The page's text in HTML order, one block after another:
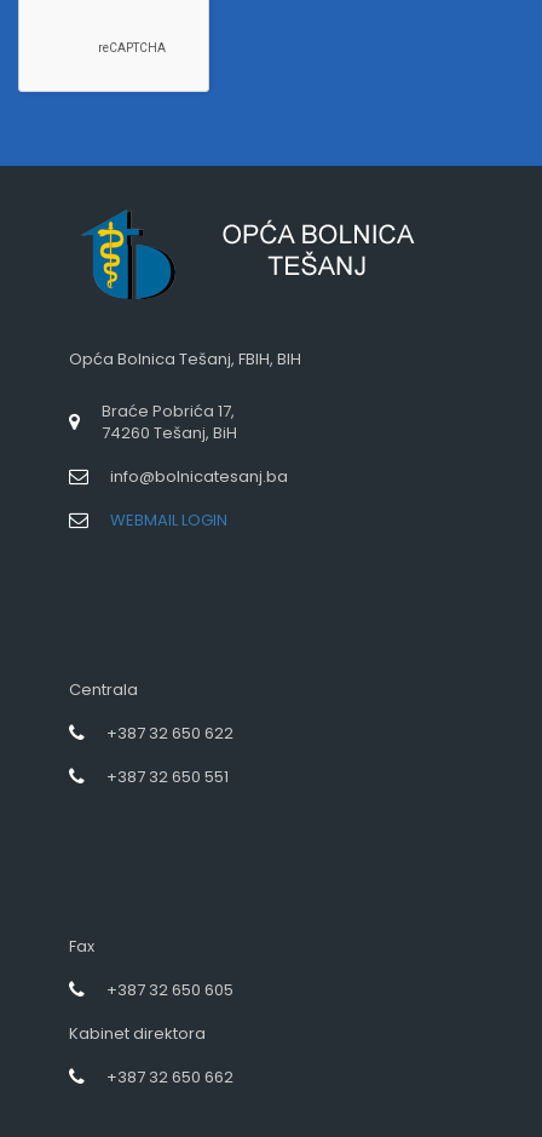
Opća Bolnica Tešanj, FBIH, BIH
Braće Pobrića 17,
74260 Tešanj, BiH
info@bolnicatesanj.ba
WEBMAIL LOGIN
Centrala
+387 32 650 622
+387 32 650 551
Fax
+387 32 650 605
Kabinet direktora
+387 32 650 662